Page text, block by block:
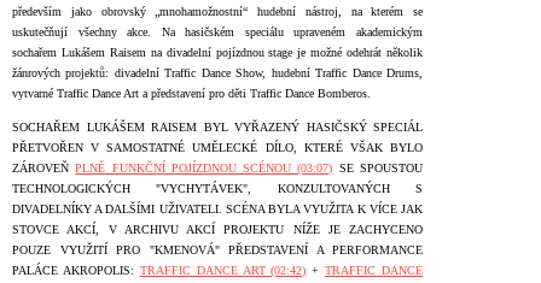
především jako obrovský „mnohamožnostní“ hudební nástroj, na kterém se
uskutečňují všechny akce. Na hasičském speciálu upraveném akademickým
sochařem Lukášem Raisem na divadelní pojízdnou stage je možné odehrát několik
žánrových projektů: divadelní Traffic Dance Show, hudební Traffic Dance Drums,
vytvarné Traffic Dance Art a představení pro děti Traffic Dance Bomberos.
SOCHAŘEM LUKÁŠEM RAISEM BYL VYŘAZENÝ HASIČSKÝ SPECIÁL
PŘETVOŘEN V SAMOSTATNÉ UMĚLECKÉ DÍLO, KTERÉ VŠAK BYLO
ZÁROVEŇPLNĚ FUNKČNÍ POJÍZDNOU SCÉNOU (03:07) SE SPOUSTOU
TECHNOLOGICKÝCH "VYCHYTÁVEK", KONZULTOVANÝCH S
DIVADELNÍKY A DALŠÍMI UŽIVATELI. SCÉNA BYLA VYUŽITA K VÍCE JAK
STOVCE AKCÍ, V ARCHIVU AKCÍ PROJEKTU NÍŽE JE ZACHYCENO
POUZE VYUŽITÍ PRO "KMENOVÁ" PŘEDSTAVENÍ A PERFORMANCE
PALÁCE AKROPOLIS: TRAFFIC DANCE ART (02:42) +TRAFFIC DANCE